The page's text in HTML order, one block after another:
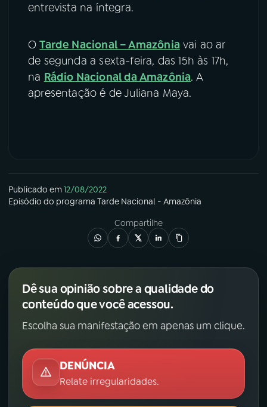
entrevista na íntegra.
OTarde Nacional – Amazônia vai ao ar
de segunda a sexta-feira, das 15h às 17h,
na Rádio Nacional da Amazônia. A
apresentação é de Juliana Maya.
Publicado em12/08/2022
Episódio do programa Tarde Nacional - Amazônia
Compartilhe
Dê sua opinião sobre a qualidade do
conteúdo que você acessou.
Escolha sua manifestação em apenas um clique.
DENÚNCIA
Relate irregularidades.